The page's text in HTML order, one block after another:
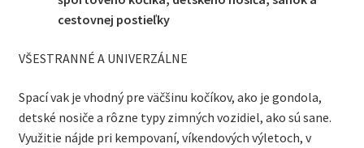
cestovnej postieľky
VŠESTRANNÉ A UNIVERZÁLNE
Spací vak je vhodný pre väčšinu kočíkov, ako je gondola,
detské nosiče a rôzne typy zimných vozidiel, ako sú sane.
Využitie nájde pri kempovaní, víkendových výletoch, v